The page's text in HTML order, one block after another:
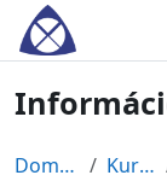
Preskočiť na
Domov Kurzy